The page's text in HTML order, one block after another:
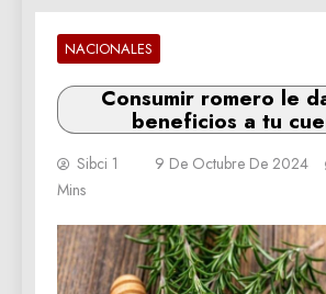
NACIONALES
Consumir romero le
beneficios a tu
Sibci 1 9 De Octubre De 2024
Mins